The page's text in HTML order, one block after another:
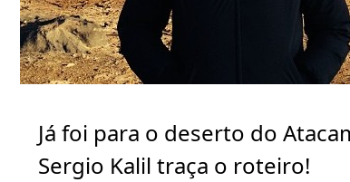
Já foi para o deserto do
Sergio Kalil traça o roteiro!